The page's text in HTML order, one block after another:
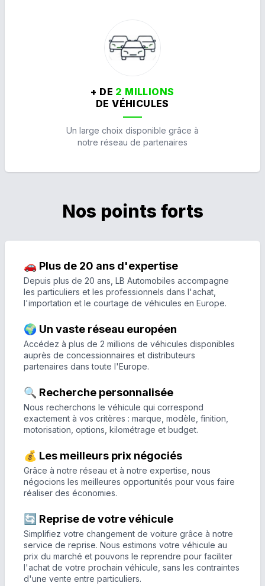
+ DE 2 MILLIONS
DE VÉHICULES
Un large choix disponible grâce à
notre réseau de partenaires
Nos points forts
🚗 Plus de 20 ans d'expertise
Depuis plus de 20 ans, LB Automobiles accompagne
les particuliers et les professionnels dans l'achat,
l'importation et le courtage de véhicules en Europe.
🌍 Un vaste réseau européen
Accédez à plus de 2 millions de véhicules disponibles
auprès de concessionnaires et distributeurs
partenaires dans toute l'Europe.
🔍 Recherche personnalisée
Nous recherchons le véhicule qui correspond
exactement à vos critères : marque, modèle, finition,
motorisation, options, kilométrage et budget.
💰 Les meilleurs prix négociés
Grâce à notre réseau et à notre expertise, nous
négocions les meilleures opportunités pour vous faire
réaliser des économies.
🔄 Reprise de votre véhicule
Simplifiez votre changement de voiture grâce à notre
service de reprise. Nous estimons votre véhicule au
prix du marché et pouvons le reprendre pour faciliter
l'achat de votre prochain véhicule, sans les contraintes
d'une vente entre particuliers.